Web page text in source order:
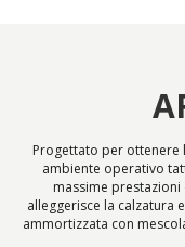
Progettato per ottenere
ambiente operativo
massime
alleggerisce la calzatura
ammortizzata con